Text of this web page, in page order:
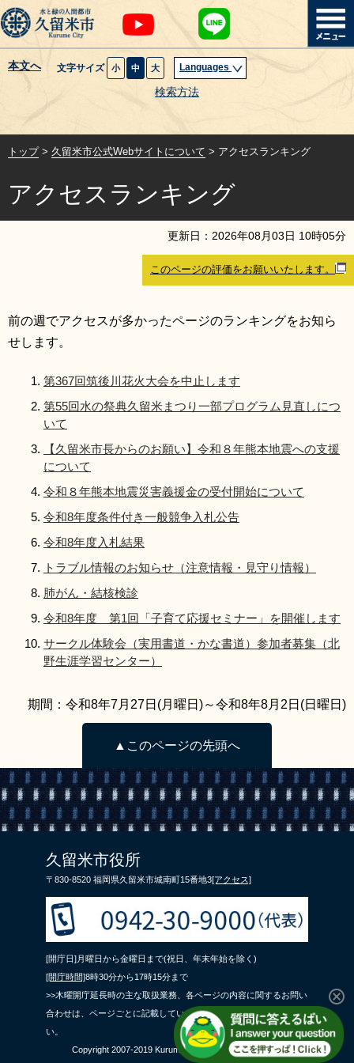
本文へ 文字サイズ 小 中 大 Languages
検索方法
暮らし・届出
健康・医療・福祉
観光魅力・イベント
創業・産業・ビジネス
サイトマップ
RSS プライバシーポリシー
閉じる
トップ> 久留米市公式Webサイトについて > アクセスランキング
アクセスランキング
更新日： 2026年08月03日 10時05分
このページの評価をお願いいたします。
前の週でアクセスが多かったページのランキングをお知ら
せします。
第367回筑後川花火大会を中止します
第55回水の祭典久留米まつり一部プログラム見直しにつ
いて
【久留米市長からのお願い】令和８年熊本地震への支援
について
令和８年熊本地震災害義援金の受付開始について
令和8年度条件付き一般競争入札公告
令和8年度入札結果
トラブル情報のお知らせ（注意情報・見守り情報）
肺がん・結核検診
令和8年度 第1回「子育て応援セミナー」を開催します
サークル体験会（実用書道・かな書道）参加者募集（北
野生涯学習センター）
期間：令和8年7月27日(月曜日)～令和8年8月2日(日曜日)
▲このページの先頭へ
久留米市役所
〒830-8520 福岡県久留米市城南町15番地3[アクセス]
[開庁日]月曜日から金曜日まで(祝日、年末年始を除く)
[開庁時間]8時30分から17時15分まで
>>木曜開庁延長時の主な取扱業務、各ページの内容に関するお問い
合わせは、ページごとに記載している問合せ先までご連絡くださ
い。
Copyright 2007-2019 Kurume City All Rights Reserved.